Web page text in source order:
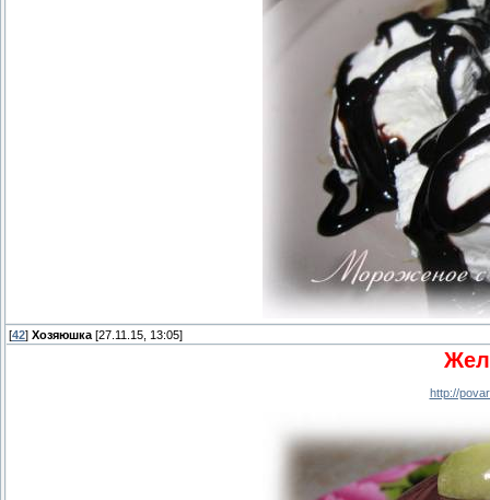
[42] Хозяюшка [27.11.15, 13:05]
http://